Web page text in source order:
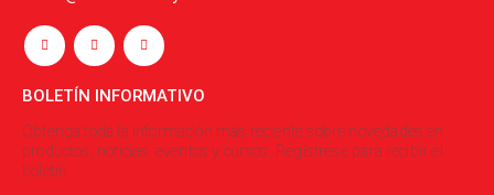
anilco@anilco.com.uy
BOLETÍN INFORMATIVO
Obtenga toda la información más reciente sobre novedades en